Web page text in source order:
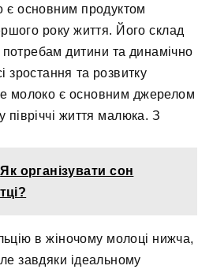
є основним продуктом
року життя. Його склад
потребам дитини та динамічно
зростання та розвитку
молоко є основним джерелом
півріччі життя малюка. З
Як організувати сон
в жіночому молоці нижча,
завдяки ідеальному